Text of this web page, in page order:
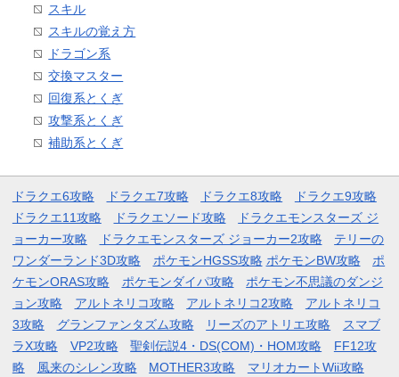
スキル
スキルの覚え方
ドラゴン系
交換マスター
回復系とくぎ
攻撃系とくぎ
補助系とくぎ
ドラクエ6攻略 ドラクエ7攻略 ドラクエ8攻略
ドラクエ9攻略
ドラクエ11攻略
ドラクエソード攻略
ドラクエモンスターズ ジ
ョーカー攻略
ドラクエモンスターズ ジョーカー2攻略
テリーの
ワンダーランド3D攻略
ポケモンHGSS攻略 ポケモンBW攻略
ポ
ケモンORAS攻略
ポケモンダイパ攻略
ポケモン不思議のダンジ
ョン攻略
アルトネリコ攻略 アルトネリコ2攻略
アルトネリコ
3攻略
グランファンタズム攻略 リーズのアトリエ攻略
スマブ
ラX攻略
VP2攻略 聖剣伝説4・DS(COM)・HOM攻略
FF12攻
略
風来のシレン攻略 MOTHER3攻略 マリオカートWii攻略